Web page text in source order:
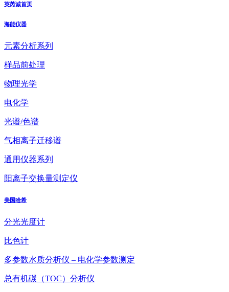
英芮诚首页
海能仪器
元素分析系列
样品前处理
物理光学
电化学
光谱/色谱
气相离子迁移谱
通用仪器系列
阳离子交换量测定仪
美国哈希
分光光度计
比色计
多参数水质分析仪 – 电化学参数测定
总有机碳（TOC）分析仪